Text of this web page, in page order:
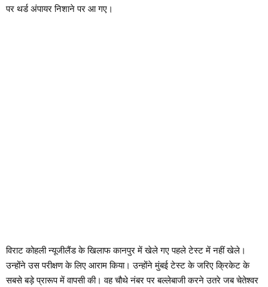
पर थर्ड अंपायर निशाने पर आ गए।
विराट कोहली न्यूजीलैंड के खिलाफ कानपुर में खेले गए पहले टेस्ट में नहीं खेले।
उन्होंने उस परीक्षण के लिए आराम किया। उन्होंने मुंबई टेस्ट के जरिए क्रिकेट के
सबसे बड़े प्रारूप में वापसी की। वह चौथे नंबर पर बल्लेबाजी करने उतरे जब चेतेश्वर